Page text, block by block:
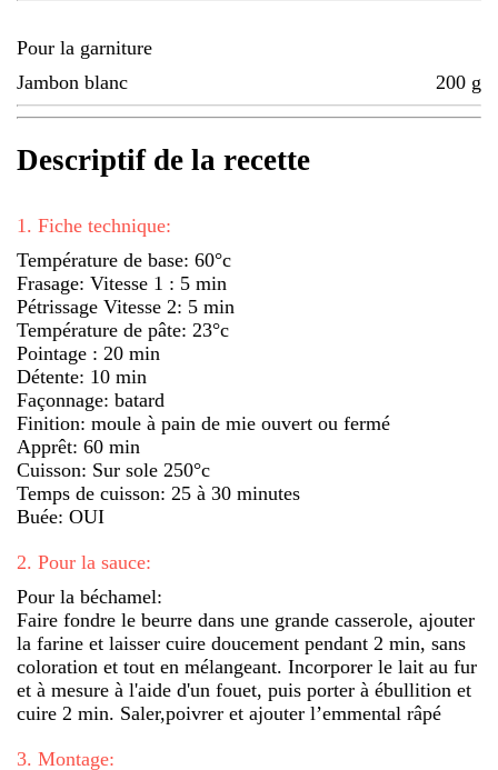
Pour la garniture
Jambon blanc
200 g
Descriptif de la recette
1 . Fiche technique:
Température de base: 60°c
Frasage: Vitesse 1 : 5 min
Pétrissage Vitesse 2: 5 min
Température de pâte: 23°c
Pointage : 20 min
Détente: 10 min
Façonnage: batard
Finition: moule à pain de mie ouvert ou fermé
Apprêt: 60 min
Cuisson: Sur sole 250°c
Temps de cuisson: 25 à 30 minutes
Buée: OUI
2. Pour la sauce:
Pour la béchamel:
Faire fondre le beurre dans une grande casserole, ajouter
la farine et laisser cuire doucement pendant 2 min, sans
coloration et tout en mélangeant. Incorporer le lait au fur
et à mesure à l'aide d'un fouet, puis porter à ébullition et
cuire 2 min. Saler,poivrer et ajouter l’emmental râpé
3. Montage: